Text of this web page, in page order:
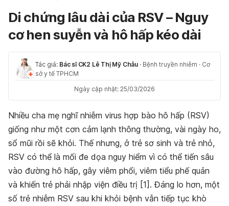
Di chứng lâu dài của RSV – Nguy
cơ hen suyễn và hô hấp kéo dài
Tác giả: Bác sĩ CK2 Lê Thị Mỹ Châu · Bệnh truyền nhiễm · Cơ
sở y tế TPHCM
Ngày cập nhật: 25/03/2026
Nhiều cha mẹ nghĩ nhiễm virus hợp bào hô hấp (RSV)
giống như một cơn cảm lạnh thông thường, vài ngày ho,
sổ mũi rồi sẽ khỏi. Thế nhưng, ở trẻ sơ sinh và trẻ nhỏ,
RSV có thể là mối đe dọa nguy hiểm vì có thể tiến sâu
vào đường hô hấp, gây viêm phổi, viêm tiểu phế quản
và khiến trẻ phải nhập viện điều trị [1]. Đáng lo hơn, một
số trẻ nhiễm RSV sau khi khỏi bệnh vẫn tiếp tục khò